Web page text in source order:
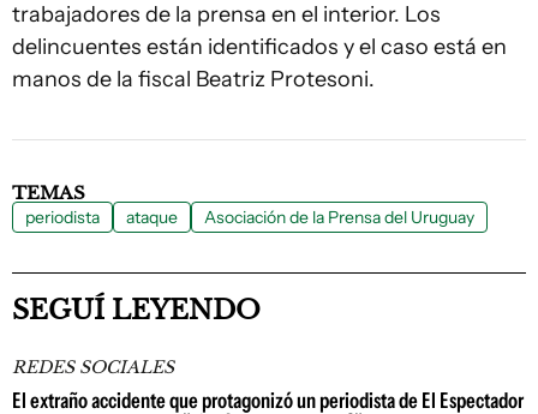
trabajadores de la prensa en el interior. Los
delincuentes están identificados y el caso está en
manos de la fiscal Beatriz Protesoni.
TEMAS
periodista ataque Asociación de la Prensa del Uruguay
SEGUÍ LEYENDO
REDES SOCIALES
El extraño accidente que protagonizó un periodista de El Espectador